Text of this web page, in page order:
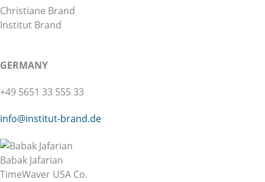
Christiane Brand
Institut Brand
GERMANY
+49 5651 33 555 33
info@institut-brand.de
Babak Jafarian
TimeWaver USA Co.